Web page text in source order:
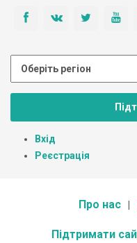
Вхід
Реєстрація
Про нас
Підтримати